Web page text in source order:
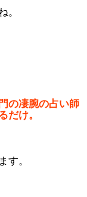
。
の凄腕の占い師
だけ。
す。